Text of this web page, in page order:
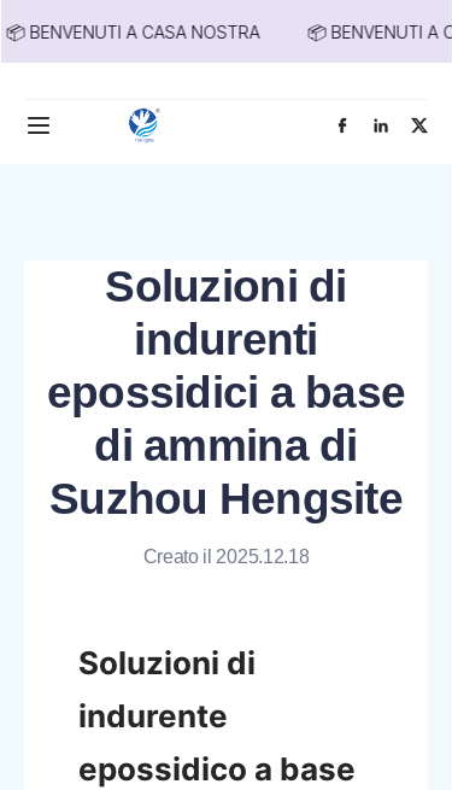
BENVENUTI A CASA NOSTRA
📦 BENVENUTI A
Soluzioni di
indurenti
epossidici a base
di ammina di
Suzhou Hengsite
Creato il 2025.12.18
Soluzioni di
indurente
epossidico a base